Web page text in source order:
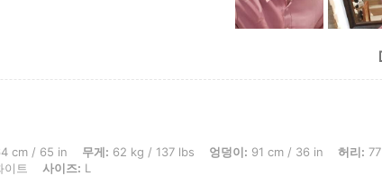
/ 65 in, 무게: 62 kg / 137 lbs, 엉덩이: 91 cm / 36 in, 허리: 77 cm / 30 in, 흉상:
cm / 65 in 무게: 62 kg / 137 lbs 엉덩이: 91 cm / 36 in 허리:
이트 사이즈: L